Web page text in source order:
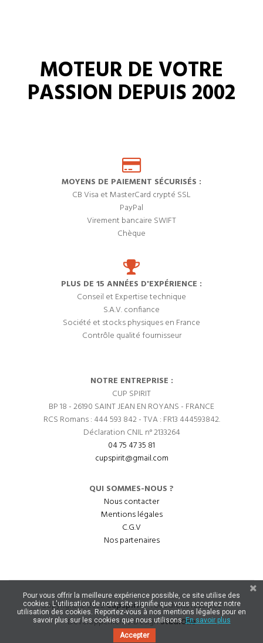
MOTEUR DE VOTRE
PASSION DEPUIS 2002
MOYENS DE PAIEMENT SÉCURISÉS :
CB Visa et MasterCard crypté SSL
PayPal
Virement bancaire SWIFT
Chèque
PLUS DE 15 ANNÉES D'EXPÉRIENCE :
Conseil et Expertise technique
S.A.V. confiance
Société et stocks physiques en France
Contrôle qualité fournisseur
NOTRE ENTREPRISE :
CUP SPIRIT
BP 18 - 26190 SAINT JEAN EN ROYANS - FRANCE
RCS Romans : 444 593 842 - TVA : FR13 444593842.
Déclaration CNIL n° 2133264
04 75 47 35 81
cupspirit@gmail.com
QUI SOMMES-NOUS ?
Nous contacter
Mentions légales
C.G.V
Nos partenaires
Copyright © 2022CupSpirit- Tous droits réservés.
Développement / DesignStudiOne
Pour vous offrir la meilleure expérience possible, ce site utilise des
cookies. L'utilisation de notre site signifie que vous acceptez notre
utilisation des cookies. Reportez-vous à nos mentions légales pour en
savoir plus sur les cookies que nous utilisons.En savoir plus
Accepter